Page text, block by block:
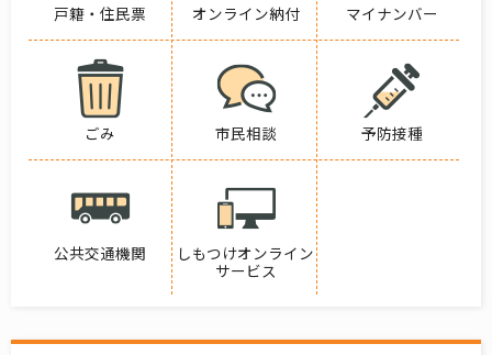
戸籍・住民票 オンライン納付 マイナンバー
ごみ 市民相談 予防接種
公共交通機関
しもつけオンライン
サービス